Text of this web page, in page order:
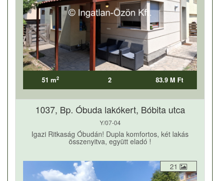
51 m2 2 83.9 M Ft
1037, Bp. Óbuda lakókert, Bóbita utca
Y/07-04
Igazi Ritkaság Óbudán! Dupla komfortos, két lakás
összenyitva, együtt eladó !
21